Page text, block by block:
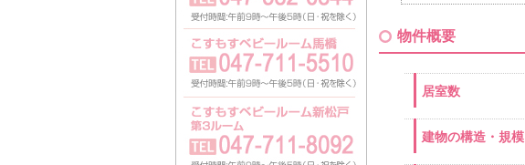
物件概要
居室数
建物の構造・規模